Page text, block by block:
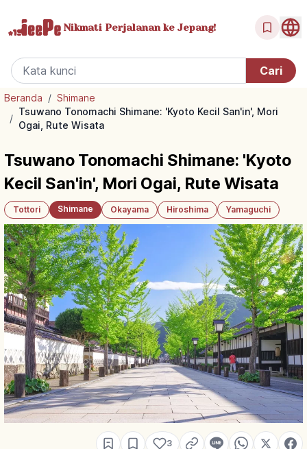
Nikmati Perjalanan ke Jepang!
Beranda / Shimane
/
Tsuwano Tonomachi Shimane: 'Kyoto Kecil San'in', Mori
Ogai, Rute Wisata
Tsuwano Tonomachi Shimane: 'Kyoto
Kecil San'in', Mori Ogai, Rute Wisata
Tottori Shimane Okayama Hiroshima Yamaguchi
3